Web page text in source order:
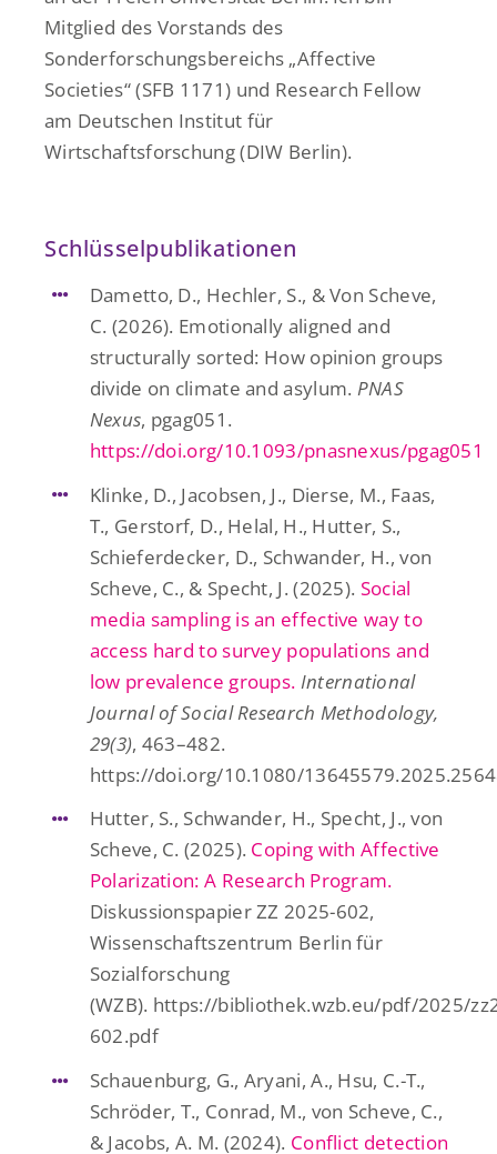
Mitglied des Vorstands des
Sonderforschungsbereichs „Affective
Societies“ (SFB 1171) und Research Fellow
am Deutschen Institut für
Wirtschaftsforschung (DIW Berlin).
Schlüsselpublikationen
Dametto, D., Hechler, S., & Von Scheve,
C. (2026). Emotionally aligned and
structurally sorted: How opinion groups
divide on climate and asylum. PNAS
Nexus, pgag051.
https://doi.org/10.1093/pnasnexus/pgag051
Klinke, D., Jacobsen, J., Dierse, M., Faas,
T., Gerstorf, D., Helal, H., Hutter, S.,
Schieferdecker, D., Schwander, H., von
Scheve, C., & Specht, J. (2025). Social
media sampling is an effective way to
access hard to survey populations and
low prevalence groups. International
Journal of Social Research Methodology,
29(3), 463–482.
https://doi.org/10.1080/
Hutter, S., Schwander, H., Specht, J., von
Scheve, C. (2025). Coping with Affective
Polarization: A Research Program.
Diskussionspapier ZZ 2025-602,
Wissenschaftszentrum Berlin für
Sozialforschung
(WZB). https://bibliothek.wzb.eu/pdf/2025/
602.pdf
Schauenburg, G., Aryani, A., Hsu, C.-T.,
Schröder, T., Conrad, M., von Scheve, C.,
& Jacobs, A. M. (2024). Conflict detection